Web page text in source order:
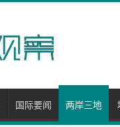
国际要闻 两岸三地